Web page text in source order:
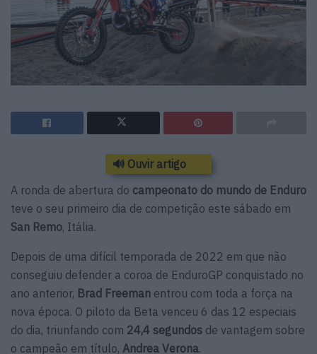
🔊 Ouvir artigo
A ronda de abertura do campeonato do mundo de Enduro
teve o seu primeiro dia de competição este sábado em
San Remo, Itália.
Depois de uma difícil temporada de 2022 em que não
conseguiu defender a coroa de EnduroGP conquistado no
ano anterior, Brad Freeman entrou com toda a força na
nova época. O piloto da Beta venceu 6 das 12 especiais
do dia, triunfando com 24,4 segundos de vantagem sobre
o campeão em título, Andrea Verona.